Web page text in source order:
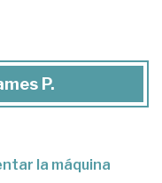
P.
la máquina